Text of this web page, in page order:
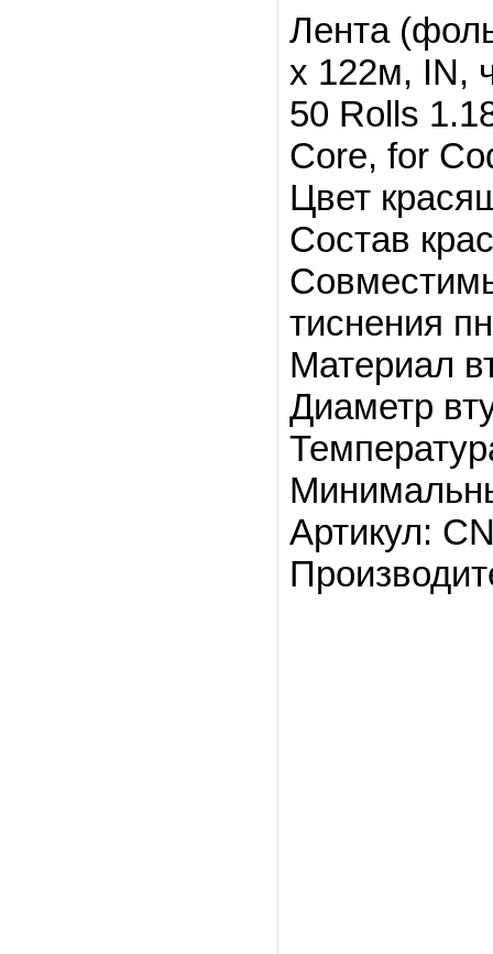
Лента
х 122м, IN,
50 Rolls
Core, for
Цвет
Состав
тиснения
Материал
Диаметр
Артикул: